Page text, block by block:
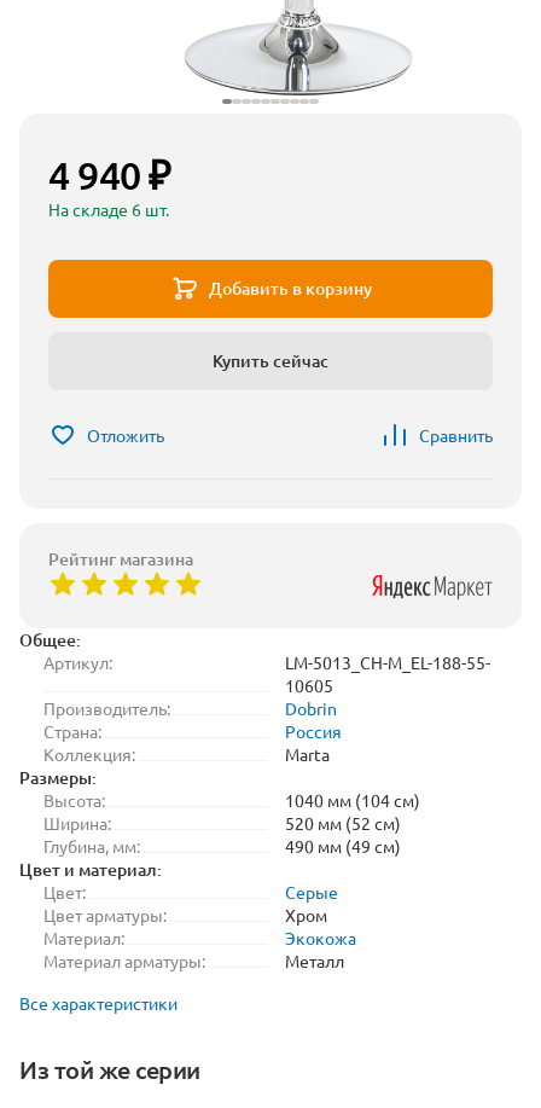
Общее:
Артикул:
LM-5013_CH-M_EL-188-55-
10605
Производитель:
Dobrin
Страна:
Россия
Коллекция:
Marta
Размеры:
Высота:
1040 мм (104 см)
Ширина:
520 мм (52 см)
Глубина, мм:
490 мм (49 см)
Цвет и материал:
Цвет:
Серые
Цвет арматуры:
Хром
Материал:
Экокожа
Материал арматуры:
Металл
Все характеристики
Из той же серии
4 940 ₽
На складе 6 шт.
Добавить в корзину
Купить сейчас
Отложить Сравнить
Рейтинг магазина